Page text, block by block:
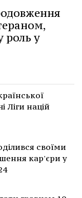
роль у
Ліги націй
своїми
кар'єри у